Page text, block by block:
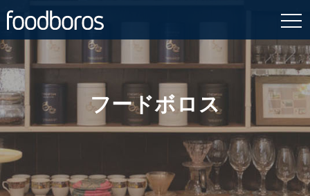
Skip
to
content
フードボロス